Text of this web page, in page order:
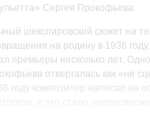
Сергея Прокофьева.
шекспировский сюжет на
на родину в 1936
премьеры несколько лет.
отвергалась как «не
году композитор написал на